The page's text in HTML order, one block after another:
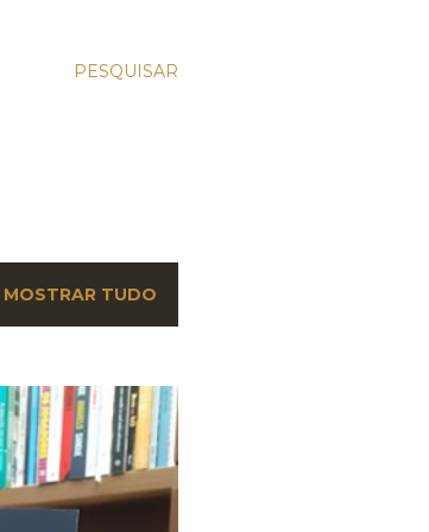
PESQUISAR
MOSTRAR TUDO